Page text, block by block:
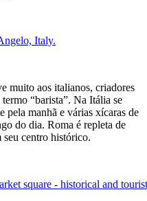
muito aos italianos, criadores
“barista”. Na Itália se
pela manhã e várias xícaras de
do dia. Roma é repleta de
seu centro histórico.